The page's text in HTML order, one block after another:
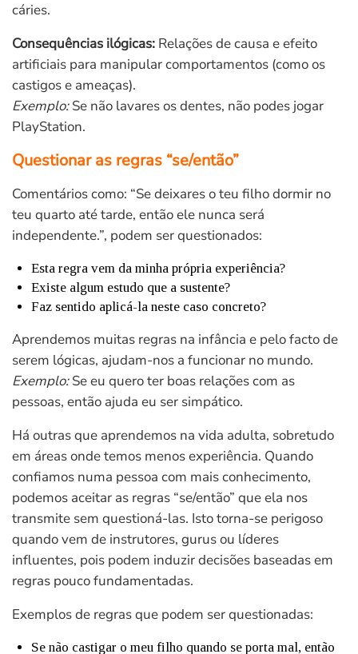
cáries.
Consequências ilógicas: Relações de causa e efeito
artificiais para manipular comportamentos (como os
castigos e ameaças).
Exemplo:Se não lavares os dentes, não podes jogar
PlayStation.
Questionar as regras “se/então”
Comentários como: “Se deixares o teu filho dormir no
teu quarto até tarde, então ele nunca será
independente.”, podem ser questionados:
Esta regra vem da minha própria experiência?
Existe algum estudo que a sustente?
Faz sentido aplicá-la neste caso concreto?
Aprendemos muitas regras na infância e pelo facto de
serem lógicas, ajudam-nos a funcionar no mundo.
Exemplo:Se eu quero ter boas relações com as
pessoas, então ajuda eu ser simpático.
Há outras que aprendemos na vida adulta, sobretudo
em áreas onde temos menos experiência. Quando
confiamos numa pessoa com mais conhecimento,
podemos aceitar as regras “se/então” que ela nos
transmite sem questioná-las. Isto torna-se perigoso
quando vem de instrutores, gurus ou líderes
influentes, pois podem induzir decisões baseadas em
regras pouco fundamentadas.
Exemplos de regras que podem ser questionadas:
Se não castigar o meu filho quando se porta mal, então